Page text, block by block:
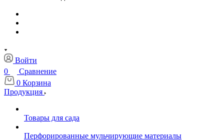
Войти
0
Сравнение
0 Корзина
Продукция
Товары для сада
Перфорированные мульчирующие материалы